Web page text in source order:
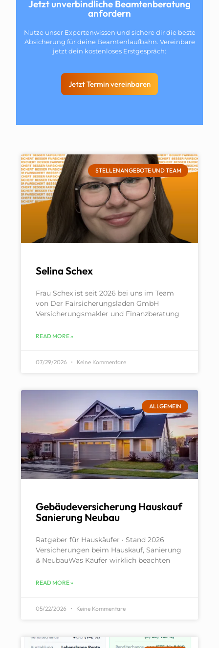
Jetzt unverbindliche Beamtenberatung
anfordern
Nutze unser Expertenwissen und sichere dir die beste
Absicherung für deine Beamtenlaufbahn. Vereinbare
jetzt dein kostenloses Erstgespräch:
Jetzt Termin vereinbaren
STELLENANGEBOTE UND TEAM
Selina Schex
Frau Schex ist seit 2026 bei uns im Team
von Der Fairsicherungsladen GmbH
Versicherungsmakler und Finanzberatung
READ MORE »
07/29/2026 Keine Kommentare
ALLGEMEIN
Gebäudeversicherung Hauskauf
Sanierung Neubau
Ratgeber für Hauskäufer · Stand 2026
Versicherungen beim Hauskauf, Sanierung
& NeubauWas Käufer wirklich beachten
READ MORE »
05/22/2026 Keine Kommentare